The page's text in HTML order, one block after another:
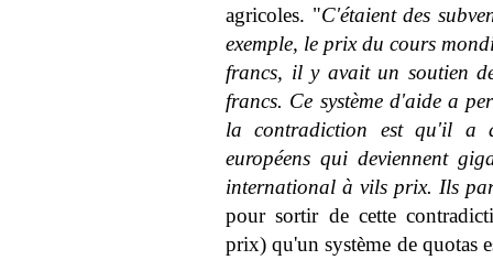
agricoles. "C'étaient des
exemple, le prix du cours
francs, il y avait un soutien
francs. Ce système d'aide a
la contradiction est qu'il a
européens qui deviennent
international à vils prix. Ils
pour sortir de cette
prix) qu'un système de quotas